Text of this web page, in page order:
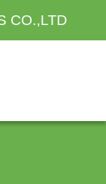
CO.,LTD